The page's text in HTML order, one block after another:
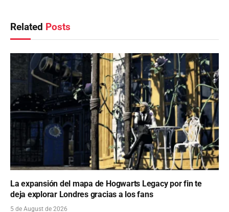
Related Posts
La expansión del mapa de Hogwarts Legacy por fin te
deja explorar Londres gracias a los fans
5 de August de 2026